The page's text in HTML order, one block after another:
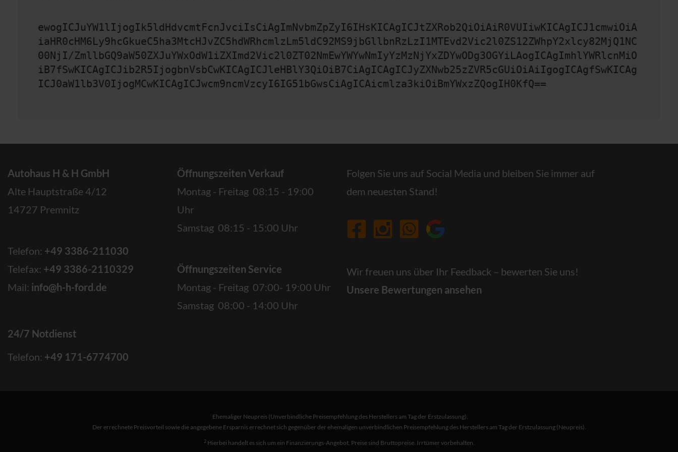
ewogICJuYW1lIjogIk5ldHdvcmtFcnJvciIsCiAgImNvbmZpZyI6IHsKICAgICJtZXRob2QiOiAiR0VUIiwKICAgICJ1cmwiOiA
iaHR0cHM6Ly9hcGkueC5ha3MtcHJvZC5hdWRhcmlzLm5ldC92MS9jbGllbnRzLzI1MTEvd2Vic2l0ZS12ZWhpY2xlcy82MjQ1NC
00NjI/ZmllbGQ9aW50ZXJuYWxOdW1iZXImd2Vic2l0ZT02NmEwYWYwNmIyYzMzNjYxZDYwODg3OGYiLAogICAgImhlYWRlcnMiO
iB7fSwKICAgICJib2R5IjogbnVsbCwKICAgICJleHBlY3QiOiB7CiAgICAgICJyZXNwb25zZVR5cGUiOiAiIgogICAgfSwKICAg
ICJ0aW1lb3V0IjogMCwKICAgICJwcm9ncmVzcyI6IG51bGwsCiAgICAicmlza3kiOiBmYWxzZQogIH0KfQ==
Autohaus H & H GmbH
Alte Hauptstraße 4/12
14727 Premnitz
Telefon: +49 3386-211030
Telefax: +49 3386-2110329
Mail: info@h-h-ford.de
24/7 Notdienst
Telefon: +49 171-6774700
Öffnungszeiten Verkauf
Montag - Freitag 08:15 - 19:00
Uhr
Samstag 08:15 - 15:00 Uhr
Öffnungszeiten Service
Montag - Freitag 07:00- 19:00 Uhr
Samstag 08:00 - 14:00 Uhr
Folgen Sie uns auf Social Media und bleiben Sie immer auf
dem neuesten Stand!
Wir freuen uns über Ihr Feedback – bewerten Sie uns!
Unsere Bewertungen ansehen
Ehemaliger Neupreis (Unverbindliche Preisempfehlung des Herstellers am Tag der Erstzulassung).
Der errechnete Preisvorteil sowie die angegebene Ersparnis errechnet sich gegenüber der ehemaligen unverbindlichen Preisempfehlung des Herstellers am Tag der Erstzulassung (Neupreis).
2 Hierbei handelt es sich um ein Finanzierungs-Angebot. Preise sind Bruttopreise. Irrtümer vorbehalten.